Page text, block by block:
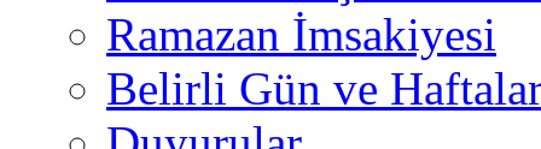
Ramazan İmsakiyesi
Belirli Gün ve